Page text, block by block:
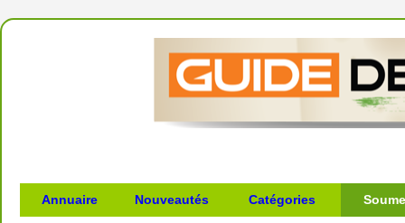
Annuaire Nouveautés Catégories